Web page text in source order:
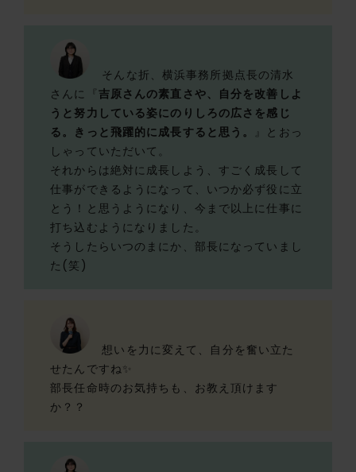
そんな折、横浜事務所拠点長の清水
さんに『 吉原さんの素直さや、自分を改善しよ
うと努力している姿にのりしろの広さを感じ
る。きっと飛躍的に成長すると思う。
』とおっ
しゃっていただいて。
それからは絶対に成長しよう、すごく成長して
仕事ができるようになって、いつか必ず役に立
とう！と思うようになり、今まで以上に仕事に
打ち込むようになりました。
そうしたらいつのまにか、部長になっていまし
た(笑)
想いを力に変えて、自分を奮い立た
せたんですね✨
部長任命時のお気持ちも、お教え頂けます
か？？